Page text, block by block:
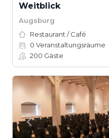
Weitblick
Augsburg
Restaurant / Café
0 Veranstaltungsräume
200 Gäste